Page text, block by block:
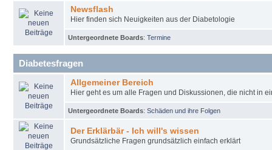
Newsflash
Hier finden sich Neuigkeiten aus der Diabetologie
Untergeordnete Boards: Termine
Diabetesfragen
Allgemeiner Bereich
Hier geht es um alle Fragen und Diskussionen, die nicht in
Untergeordnete Boards: Schäden und ihre Folgen
Der Erklärbär - Ich will's wissen
Grundsätzliche Fragen grundsätzlich einfach erklärt